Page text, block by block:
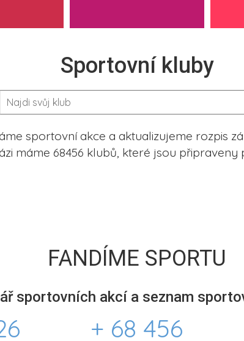
Sportovní kluby
sportovní akce a aktualizujeme rozpis
máme 68456 klubů, které jsou připraveny
FANDÍME SPORTU
sportovních akcí a seznam
+ 68 456